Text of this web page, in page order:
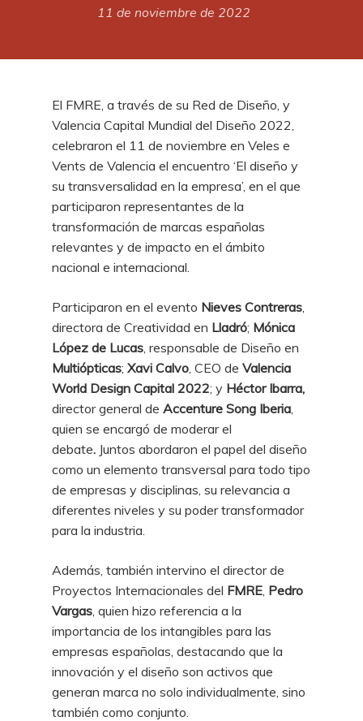
11 de noviembre de 2022
El FMRE, a través de su Red de Diseño, y
Valencia Capital Mundial del Diseño 2022,
celebraron el 11 de noviembre en Veles e
Vents de Valencia el encuentro ‘El diseño y
su transversalidad en la empresa’, en el que
participaron representantes de la
transformación de marcas españolas
relevantes y de impacto en el ámbito
nacional e internacional.
Participaron en el evento Nieves Contreras
directora de Creatividad en Lladró; Mónica
López de Lucas , responsable de Diseño en
Multiópticas; Xavi Calvo , CEO de Valencia
World Design Capital 2022; y Héctor Ibarra,
director general de Accenture Song Iberia
quien se encargó de moderar el
debate. Juntos abordaron el papel del diseño
como un elemento transversal para todo tipo
de empresas y disciplinas, su relevancia a
diferentes niveles y su poder transformador
para la industria
Además, también intervino el director de
Proyectos Internacionales del FMRE Pedro
Vargas , quien hizo referencia a la
importancia de los intangibles para las
empresas españolas, destacando que la
innovación y el diseño son activos que
generan marca no solo individualmente, sino
también como conjunto.